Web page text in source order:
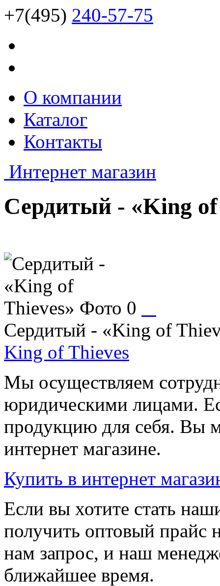
+7(495) 240-57-75
О компании
Каталог
Контакты
Интернет магазин
Сердитый - «King of
Сердитый - «King of
King of Thieves
Мы осуществляем
юридическими лицами.
продукцию для себя. Вы
интернет магазине.
Купить в интернет
Если вы хотите стать
получить оптовый
нам запрос, и наш
ближайшее время.